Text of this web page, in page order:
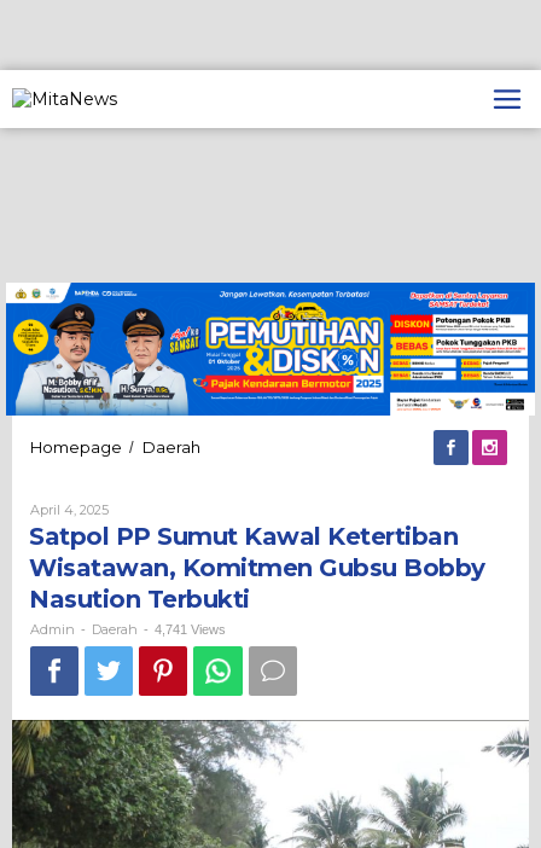
ke
konten
Homepage / Daerah
Ketertiban
Wisatawan,
Komitmen
Gubsu
Nasution
Terbukti
April 4, 2025Oleh
Admin
Satpol PP Sumut Kawal Ketertiban
Wisatawan, Komitmen Gubsu Bobby
Nasution Terbukti
Admin - Daerah - 4,741 Views